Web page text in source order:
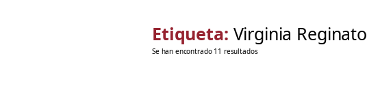
Etiqueta: Virginia Reginato
Se han encontrado 11 resultados